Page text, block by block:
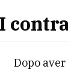
I
Dopo